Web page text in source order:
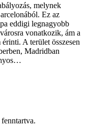
melynek
Ez az
eddigi legnagyobb
vonatkozik, ám a
A terület összesen
Madridban